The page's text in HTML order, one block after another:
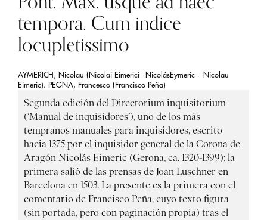
tempora. Cum indice
locupletissimo
AYMERICH, Nicolau (Nicolai Eimerici –NicolásEymeric – Nicolau
Eimeric). PEGNA, Francesco (Francisco Peña)
Segunda edición del Directorium inquisitorium
(‘Manual de inquisidores’), uno de los más
tempranos manuales para inquisidores, escrito
hacia 1375 por el inquisidor general de la Corona de
Aragón Nicolás Eimeric (Gerona, ca. 1320-1399); la
primera salió de las prensas de Joan Luschner en
Barcelona en 1503. La presente es la primera con el
comentario de Francisco Peña, cuyo texto figura
(sin portada, pero con paginación propia) tras el